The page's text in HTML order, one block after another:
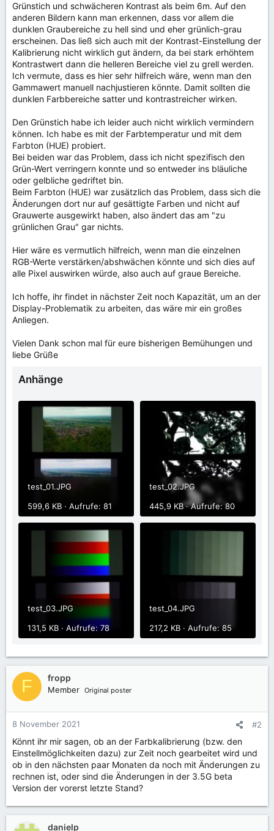
Grünstich und schwächeren Kontrast als beim 6m. Auf den
anderen Bildern kann man erkennen, dass vor allem die
dunklen Graubereiche zu hell sind und eher grünlich-grau
erscheinen. Das ließ sich auch mit der Kontrast-Einstellung der
Kalibrierung nicht wirklich gut ändern, da bei stark erhöhtem
Kontrastwert dann die helleren Bereiche viel zu grell werden.
Ich vermute, dass es hier sehr hilfreich wäre, wenn man den
Gammawert manuell nachjustieren könnte. Damit sollten die
dunklen Farbbereiche satter und kontrastreicher wirken.
Den Grünstich habe ich leider auch nicht wirklich vermindern
können. Ich habe es mit der Farbtemperatur und mit dem
Farbton (HUE) probiert.
Bei beiden war das Problem, dass ich nicht spezifisch den
Grün-Wert verringern konnte und so entweder ins bläuliche
oder gelbliche gedriftet bin.
Beim Farbton (HUE) war zusätzlich das Problem, dass sich die
Änderungen dort nur auf gesättigte Farben und nicht auf
Grauwerte ausgewirkt haben, also ändert das am "zu
grünlichen Grau" gar nichts.
Hier wäre es vermutlich hilfreich, wenn man die einzelnen
RGB-Werte verstärken/abshwächen könnte und sich dies auf
alle Pixel auswirken würde, also auch auf graue Bereiche.
Ich hoffe, ihr findet in nächster Zeit noch Kapazität, um an der
Display-Problematik zu arbeiten, das wäre mir ein großes
Anliegen.
Vielen Dank schon mal für eure bisherigen Bemühungen und
liebe Grüße
Anhänge
test_01.JPG
599,6 KB · Aufrufe: 81
test_02.JPG
445,9 KB · Aufrufe: 80
test_03.JPG
131,5 KB · Aufrufe: 78
test_04.JPG
217,2 KB · Aufrufe: 85
F fropp
Member Original poster
8 November 2021 #2
Könnt ihr mir sagen, ob an der Farbkalibrierung (bzw. den
Einstellmöglichkeiten dazu) zur Zeit noch gearbeitet wird und
ob in den nächsten paar Monaten da noch mit Änderungen zu
rechnen ist, oder sind die Änderungen in der 3.5G beta
Version der vorerst letzte Stand?
danielp